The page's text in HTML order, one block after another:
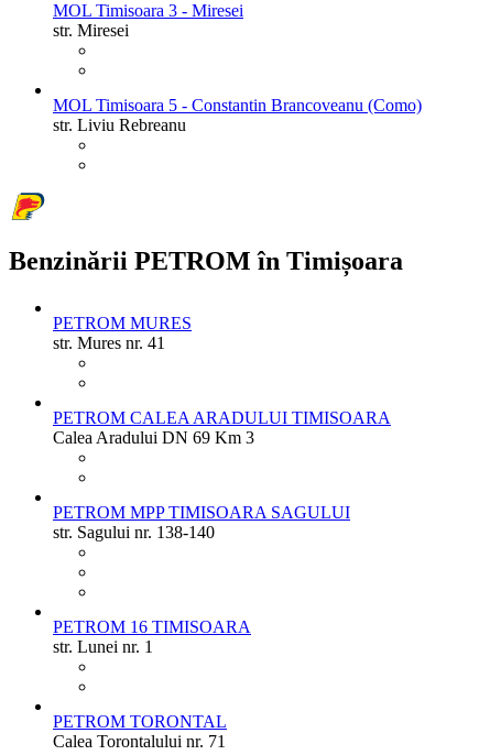
MOL Timisoara 3 - Miresei
str. Miresei
MOL Timisoara 5 - Constantin Brancoveanu (Como)
str. Liviu Rebreanu
Benzinării PETROM în Timișoara
PETROM MURES
str. Mures nr. 41
PETROM CALEA ARADULUI TIMISOARA
Calea Aradului DN 69 Km 3
PETROM MPP TIMISOARA SAGULUI
str. Sagului nr. 138-140
PETROM 16 TIMISOARA
str. Lunei nr. 1
PETROM TORONTAL
Calea Torontalului nr. 71